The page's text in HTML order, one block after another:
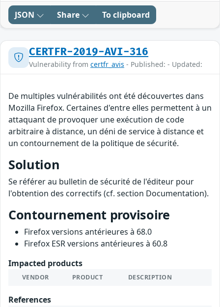
JSON Share To clipboard
CERTFR-2019-AVI-316
Vulnerability from certfr_avis - Published: - Updated:
De multiples vulnérabilités ont été découvertes dans
Mozilla Firefox. Certaines d'entre elles permettent à un
attaquant de provoquer une exécution de code
arbitraire à distance, un déni de service à distance et
un contournement de la politique de sécurité.
Solution
Se référer au bulletin de sécurité de l'éditeur pour
l'obtention des correctifs (cf. section Documentation).
Contournement provisoire
Firefox versions antérieures à 68.0
Firefox ESR versions antérieures à 60.8
Impacted products
VENDOR PRODUCT DESCRIPTION
References